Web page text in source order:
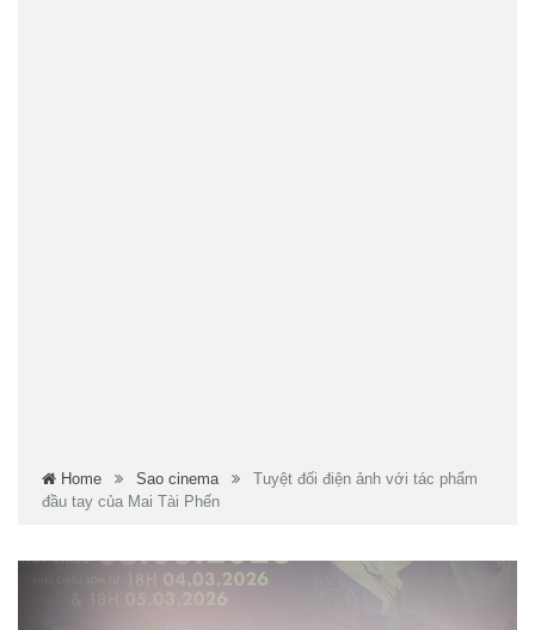
Home Sao cinema
Tuyệt đối điện ảnh với tác phẩm
đầu tay của Mai Tài Phến